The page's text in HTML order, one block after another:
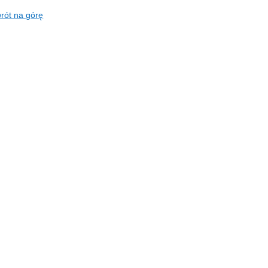
na górę